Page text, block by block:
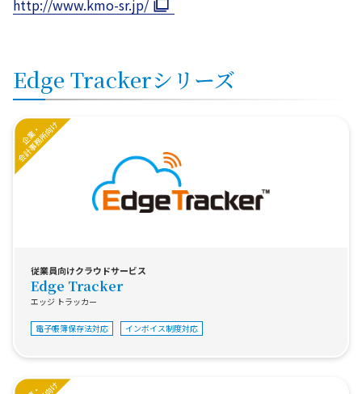
http://www.kmo-sr.jp/
Edge Trackerシリーズ
従業員向けクラウドサービス
Edge Tracker
エッジ トラッカー
電子帳簿保存法対応 インボイス制度対応